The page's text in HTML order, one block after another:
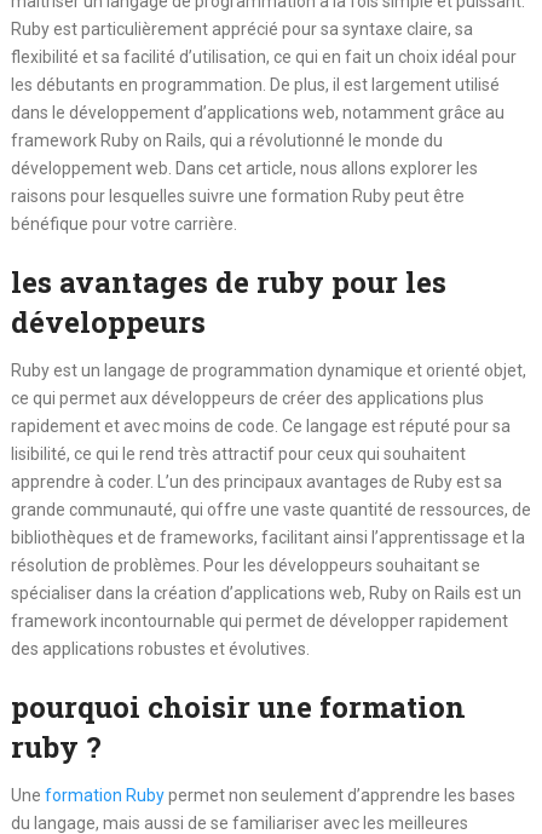
Ruby est particulièrement apprécié pour sa syntaxe claire, sa
flexibilité et sa facilité d’utilisation, ce qui en fait un choix idéal pour
les débutants en programmation. De plus, il est largement utilisé
dans le développement d’applications web, notamment grâce au
framework Ruby on Rails, qui a révolutionné le monde du
développement web. Dans cet article, nous allons explorer les
raisons pour lesquelles suivre une formation Ruby peut être
bénéfique pour votre carrière.
les avantages de ruby pour les
développeurs
Ruby est un langage de programmation dynamique et orienté objet,
ce qui permet aux développeurs de créer des applications plus
rapidement et avec moins de code. Ce langage est réputé pour sa
lisibilité, ce qui le rend très attractif pour ceux qui souhaitent
apprendre à coder. L’un des principaux avantages de Ruby est sa
grande communauté, qui offre une vaste quantité de ressources, de
bibliothèques et de frameworks, facilitant ainsi l’apprentissage et la
résolution de problèmes. Pour les développeurs souhaitant se
spécialiser dans la création d’applications web, Ruby on Rails est un
framework incontournable qui permet de développer rapidement
des applications robustes et évolutives.
pourquoi choisir une formation
ruby ?
Une formation Rubypermet non seulement d’apprendre les bases
du langage, mais aussi de se familiariser avec les meilleures